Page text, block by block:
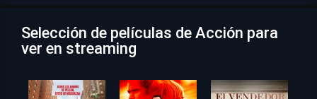
Selección de películas de Acción para
ver en streaming